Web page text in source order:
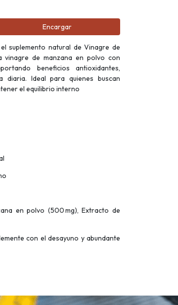
Encargar
suplemento natural de Vinagre de
vinagre de manzana en polvo con
beneficios antioxidantes,
diaria. Ideal para quienes buscan
el equilibrio interno
en polvo (500 mg), Extracto de
con el desayuno y abundante